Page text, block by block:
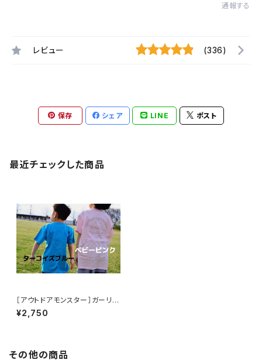
通報する
レビュー (336)
保存 シェア LINE ポスト
最近チェックした商品
［アウトドアモンスター］ガーリッ
クボーイ キッズＴシャツＨＡＰ
ＰＹ【ターコイズブルー】
¥2,750
その他の商品